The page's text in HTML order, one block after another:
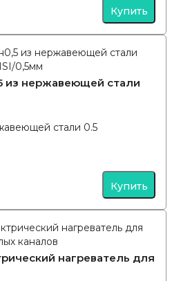
нагреватель для
из нержавеющей стали
стали 0.5
Купить
Купить